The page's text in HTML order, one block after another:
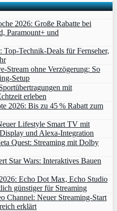
2026: Große Rabatte bei
Paramount+ und
Technik-Deals für Fernseher,
Stream ohne Verzögerung: So
Setup
mit
erleben
2026: Bis zu 45 % Rabatt zum
Lifestyle Smart TV mit
und Alexa‑Integration
Quest: Streaming mit Dolby
Star Wars: Interaktives Bauen
Echo Dot Max, Echo Studio
günstiger für Streaming
Channel: Neuer Streaming‑Start
erklärt